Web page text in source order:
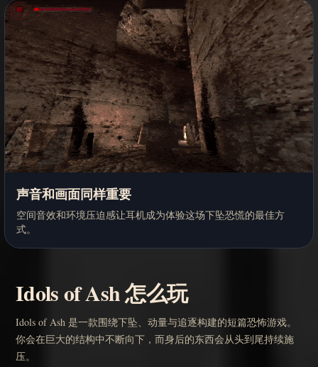
声音和画面同样重要
空间音效和环境压迫感让耳机成为体验这场下坠恐慌的最佳方
式。
Idols of Ash 怎么玩
Idols of Ash 是一款围绕下坠、动量与追逐构建的短篇恐怖游戏。
你会在巨大的结构中不断向下，而身后的东西会从头到尾持续施
压。